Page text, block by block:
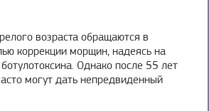
возраста обращаются в
коррекции морщин, надеясь на
Однако после 55 лет
могут дать непредвиденный